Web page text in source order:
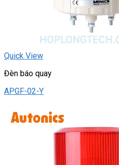
Quick View
Đèn báo quay
APGF-02-Y